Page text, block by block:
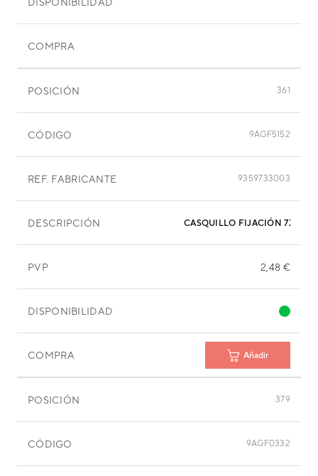
COMPRA
POSICIÓN 361
CÓDIGO 9AGF5152
REF. FABRICANTE 9359733003
DESCRIPCIÓN CASQUILLO FIJACIÓN 7X15,9
PVP 2,48 €
DISPONIBILIDAD
COMPRA Añadir
POSICIÓN 379
CÓDIGO 9AGF0332